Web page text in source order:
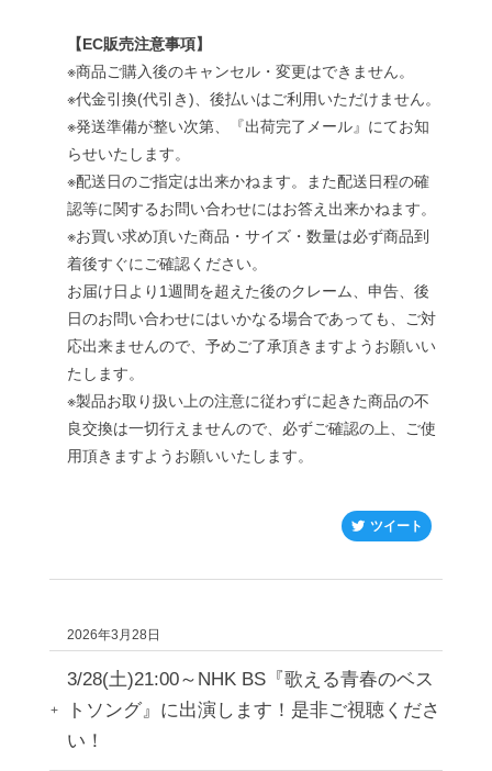
【EC販売注意事項】
※商品ご購入後のキャンセル・変更はできません。
※代金引換(代引き)、後払いはご利用いただけません。
※発送準備が整い次第、『出荷完了メール』にてお知
らせいたします。
※配送日のご指定は出来かねます。また配送日程の確
認等に関するお問い合わせにはお答え出来かねます。
※お買い求め頂いた商品・サイズ・数量は必ず商品到
着後すぐにご確認ください。
お届け日より 1週間を超えた後のクレーム、申告、後
日のお問い合わせにはいかなる場合であっても、ご対
応出来ませんので、予めご了承頂きますようお願いい
たします。
※製品お取り扱い上の注意に従わずに起きた商品の不
良交換は一切行えませんので、必ずご確認の上、ご使
用頂きますようお願いいたします。
ツイート
2026年3月28日
3/28(土)21:00～NHK BS『歌える青春のベス
トソング』に出演します！是非ご視聴くださ
い！